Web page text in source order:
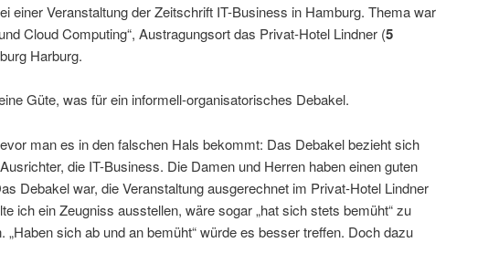
einer Veranstaltung der Zeitschrift IT-Business in Hamburg. Thema war
Cloud Computing“, Austragungsort das Privat-Hotel Lindner (5
Harburg.
Güte, was für ein informell-organisatorisches Debakel.
man es in den falschen Hals bekommt: Das Debakel bezieht sich
die IT-Business. Die Damen und Herren haben einen guten
Debakel war, die Veranstaltung ausgerechnet im Privat-Hotel Lindner
ich ein Zeugniss ausstellen, wäre sogar „hat sich stets bemüht“ zu
„Haben sich ab und an bemüht“ würde es besser treffen. Doch dazu